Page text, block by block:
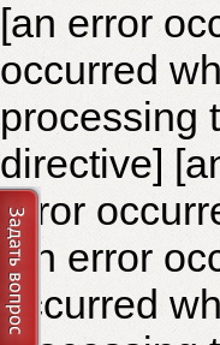
[an error
occurred
processing
directive]
error
[an error
occurred